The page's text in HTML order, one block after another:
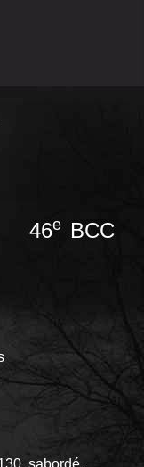
46eBCC